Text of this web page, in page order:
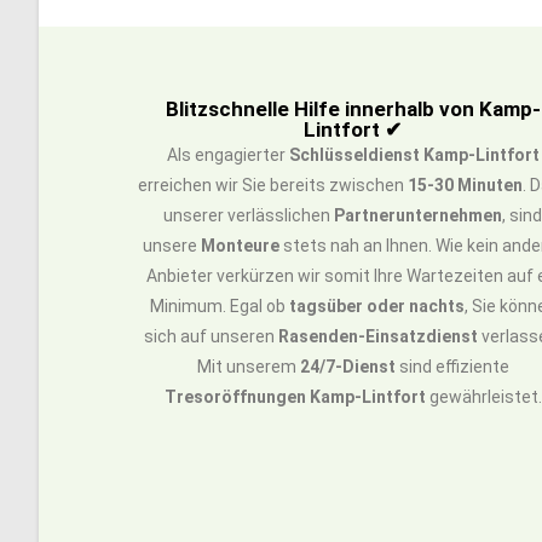
Blitzschnelle Hilfe innerhalb von Kamp-
Lintfort ✔
Als engagierter Schlüsseldienst Kamp-Lintfort
erreichen wir Sie bereits zwischen 15-30 Minuten .
unserer verlässlichen Partnerunternehmen, sind
unsere Monteure stets nah an Ihnen. Wie kein
Anbieter verkürzen wir somit Ihre Wartezeiten auf
Minimum. Egal ob tagsüber oder nachts, Sie
sich auf unseren Rasenden-Einsatzdienst
Mit unserem 24/7-Dienst sind effiziente
Tresoröffnungen Kamp-Lintfort gewährleistet.